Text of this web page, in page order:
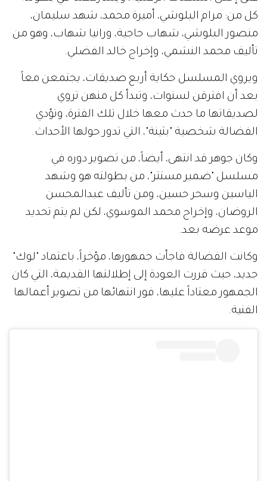
كل من: مرام البلوشي، أميرة محمد، شهد سليمان،
منصور البلوشي، شهاب حاجية، ورانيا شهاب، وهو من
تأليف محمد النشمي، وإخراج خالد الفضلي.
ويروي المسلسل حكاية أربع صديقات، يجتمعن معاً
بعد أن افترقن لسنوات، وتبدأ كل منهن تروي
لصديقاتها ما حدث معها خلال تلك الفترة، وتؤدي
الفضالة شخصية "بثينة"، التي تدور حولها الأحداث.
وكان جوهر قد انتهى، أيضاً، من تصوير دوره في
مسلسل "ضمير مستتر"، من بطولته هو وشهد
الياسين وسحر حسين، ومن تأليف عبدالمحسن
الروضان، وإخراج محمد الموسوي، لكن لم يتم تحديد
موعد عرضه بعد.
وكانت الفضالة فاجأت جمهورها، مؤخراً، باعتماد "لوك"
جديد، حيث قررت العودة إلى إطلالتها القديمة، التي كان
الجمهور معتاداً عليها، فور انتهائها من تصوير أعمالها
الفنية.